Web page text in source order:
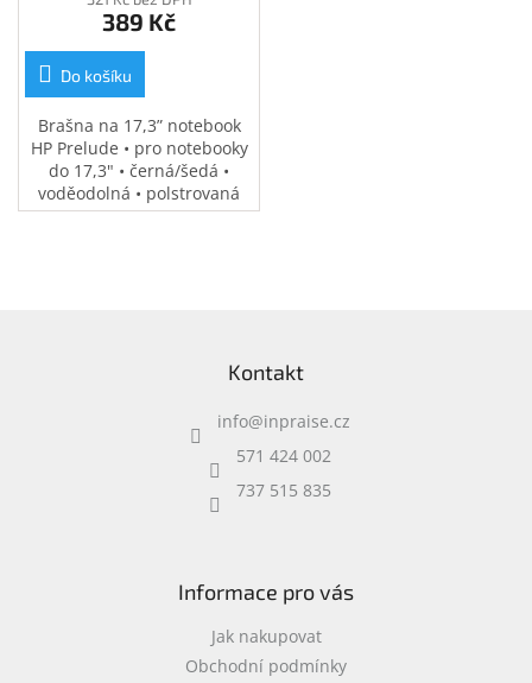
389 Kč
Do košíku
Brašna na 17,3” notebook
HP Prelude • pro notebooky
do 17,3" • černá/šedá •
voděodolná • polstrovaná
přihrádka na notebook •
Kontakt
info@inpraise.cz
571 424 002
737 515 835
Informace pro vás
Jak nakupovat
Obchodní podmínky